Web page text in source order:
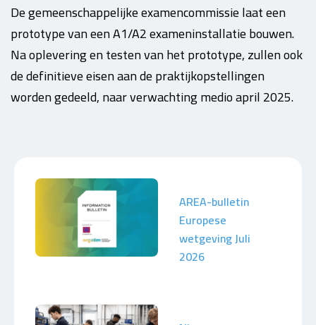
De gemeenschappelijke examencommissie laat een
prototype van een A1/A2 exameninstallatie bouwen.
Na oplevering en testen van het prototype, zullen ook
de definitieve eisen aan de praktijkopstellingen
worden gedeeld, naar verwachting medio april 2025.
AREA-bulletin
Europese
wetgeving Juli
2026